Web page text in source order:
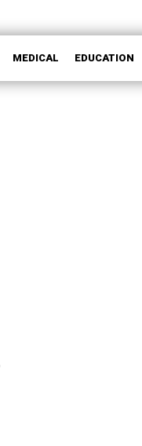
MEDICAL EDUCATION